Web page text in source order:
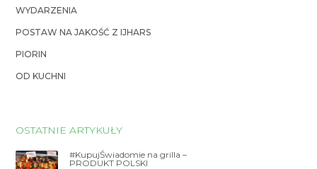
WYDARZENIA
POSTAW NA JAKOŚĆ Z IJHARS
PIORIN
OD KUCHNI
OSTATNIE ARTYKUŁY
#KupujŚwiadomie na grilla –
PRODUKT POLSKI